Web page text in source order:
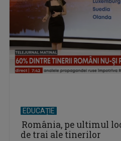
EDUCAȚIE
România, pe ultimul
de trai ale tinerilor